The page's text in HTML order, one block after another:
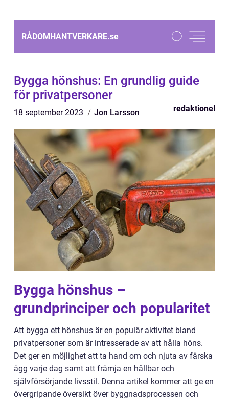
RÅDOMHANTVERKARE.se
Bygga hönshus: En grundlig guide
för privatpersoner
18 september 2023 Jon Larsson redaktionel
Bygga hönshus –
grundprinciper och popularitet
Att bygga ett hönshus är en populär aktivitet bland
privatpersoner som är intresserade av att hålla höns.
Det ger en möjlighet att ta hand om och njuta av färska
ägg varje dag samt att främja en hållbar och
självförsörjande livsstil. Denna artikel kommer att ge en
övergripande översikt över byggnadsprocessen och